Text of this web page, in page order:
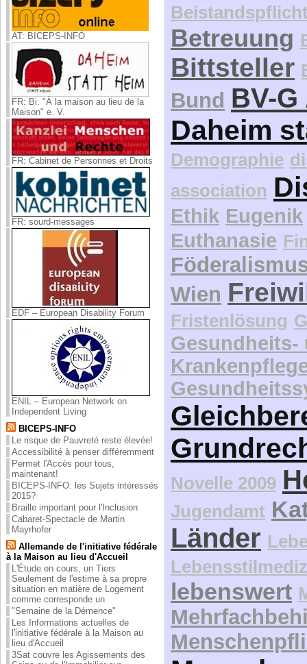
AT: BICEPS-INFO
FR: Bi. "À la maison au lieu de la
Maison" e. V.
FR: Cabinet de Personnes et Droits
FR: sourd-messages
EDF – European Disability Forum
ENIL – European Network on
Independent Living
BICEPS-INFO
Le risque de Pauvreté reste élevée!
Accessibilité à penser différemment
Permet l'Accès pour tous,
maintenant!
BICEPS-INFO: les Sujets intéressés
2015?
Braille important pour l'Inclusion
Cabaret-Spectacle de Martin
Mayrhofer
Allemande de l'initiative fédérale
à la Maison au lieu d'Accueil
L'Étude en cours, un Tiers
Seulement de l'estime à sa propre
situation en matière de Logement
comme corresponde un
"Semaine de la Démence"
Les Informations actuelles de
l'initiative fédérale à la Maison au
lieu d'Accueil
3Sat couvre les Agissements des
Betreuung
Bittsteller
Bund BV-
Daheim
Demographie
association
Ethik Eugenik
Euthanasie
Wien
Fristenlösung
Gesundheits-
Novelle 2009
Jugendamt
Länder
lebenswert